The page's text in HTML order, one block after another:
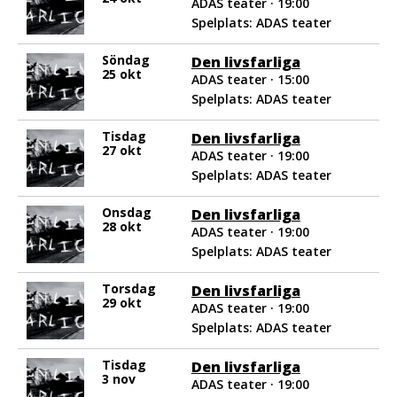
Spelplats: ADAS teater
Söndag
25 okt
Den livsfarliga
ADAS teater · 15:00
Spelplats: ADAS teater
Tisdag
27 okt
Den livsfarliga
ADAS teater · 19:00
Spelplats: ADAS teater
Onsdag
28 okt
Den livsfarliga
ADAS teater · 19:00
Spelplats: ADAS teater
Torsdag
29 okt
Den livsfarliga
ADAS teater · 19:00
Spelplats: ADAS teater
Tisdag
3 nov
Den livsfarliga
ADAS teater · 19:00